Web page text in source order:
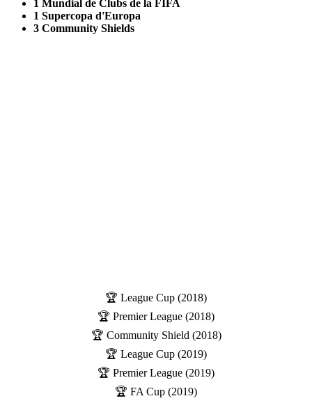
1 Mundial de Clubs de la FIFA
1 Supercopa d'Europa
3 Community Shields
🏆 League Cup (2018)
🏆 Premier League (2018)
🏆 Community Shield (2018)
🏆 League Cup (2019)
🏆 Premier League (2019)
🏆 FA Cup (2019)